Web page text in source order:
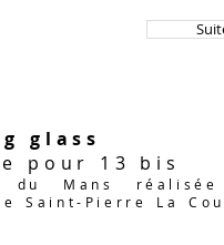
glass
pour 13 bis
du Mans
Saint-Pierre La